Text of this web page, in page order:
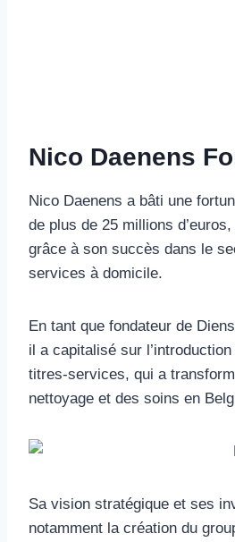
Nico Daenens
Nico Daenens a bâti une
de plus de 25 millions
grâce à son succès dans le
services à domicile.
En tant que fondateur de
il a capitalisé sur
titres-services, qui a
nettoyage et des soins en
Sa vision stratégique et ses
notamment la création du